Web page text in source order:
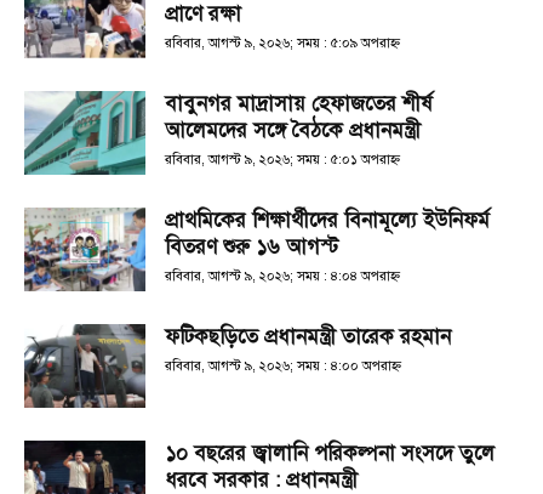
প্রাণে রক্ষা
রবিবার, আগস্ট ৯, ২০২৬; সময় : ৫:০৯ অপরাহ্ণ
বাবুনগর মাদ্রাসায় হেফাজতের শীর্ষ
আলেমদের সঙ্গে বৈঠকে প্রধানমন্ত্রী
রবিবার, আগস্ট ৯, ২০২৬; সময় : ৫:০১ অপরাহ্ণ
প্রাথমিকের শিক্ষার্থীদের বিনামূল্যে ইউনিফর্ম
বিতরণ শুরু ১৬ আগস্ট
রবিবার, আগস্ট ৯, ২০২৬; সময় : ৪:০৪ অপরাহ্ণ
ফটিকছড়িতে প্রধানমন্ত্রী তারেক রহমান
রবিবার, আগস্ট ৯, ২০২৬; সময় : ৪:০০ অপরাহ্ণ
১০ বছরের জ্বালানি পরিকল্পনা সংসদে তুলে
ধরবে সরকার : প্রধানমন্ত্রী